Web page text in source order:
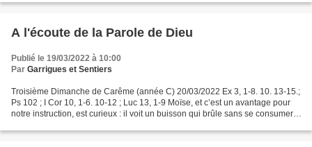
A l'écoute de la Parole de Dieu
Publié le 19/03/2022 à 10:00
Par Garrigues et Sentiers
Troisième Dimanche de Carême (année C) 20/03/2022 Ex 3, 1-8. 10. 13-15.;
Ps 102 ; I Cor 10, 1-6. 10-12 ; Luc 13, 1-9 Moïse, et c’est un avantage pour
notre instruction, est curieux : il voit un buisson qui brûle sans se consumer, il